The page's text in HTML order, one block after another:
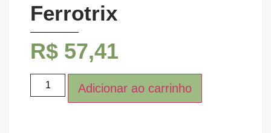
Ferrotrix
R$ 57,41
Adicionar ao carrinho